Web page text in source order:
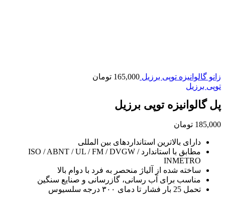
زانو گالوانیزه توپی برزیل 165,000 تومان
توپی برزیل
پل گالوانیزه توپی برزیل
185,000 تومان
دارای بالاترین استانداردهای بین المللی
مطابق با استاندارد ISO / ABNT / UL / FM / DVGW /
INMETRO
ساخته شده از آلیاژ منحصر به فرد با دوام بالا
مناسب برای آب رسانی، گازرسانی و صنایع سنگین
تحمل 25 بار فشار تا دمای ۳۰۰ درجه سلسیوس